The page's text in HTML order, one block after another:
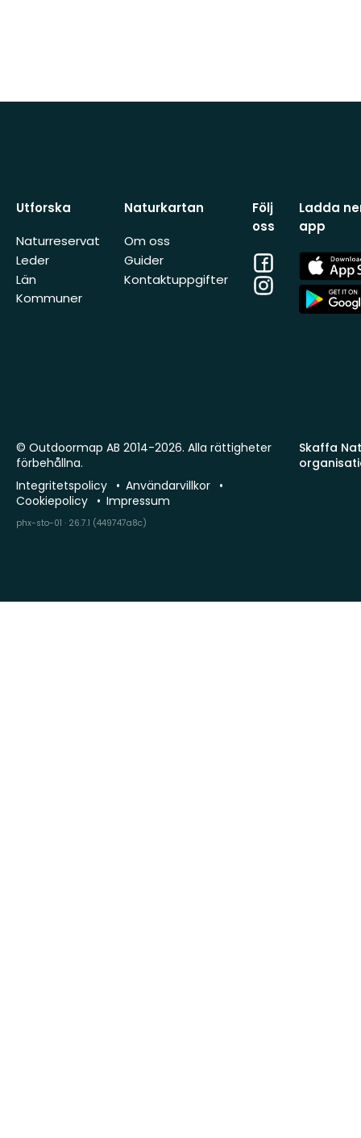
Utforska
Naturreservat
Leder
Län
Kommuner
Naturkartan
Om oss
Guider
Kontaktuppgifter
Följ
oss
Facebook
Instagram
Ladda
app
App
Store
App
Store
Skaffa
© Outdoormap AB 2014-2026. Alla rättigheter
förbehållna.
Integritetspolicy
Användarvillkor
Cookiepolicy
Impressum
phx-sto-01 · 26.7.1 (449747a8c)